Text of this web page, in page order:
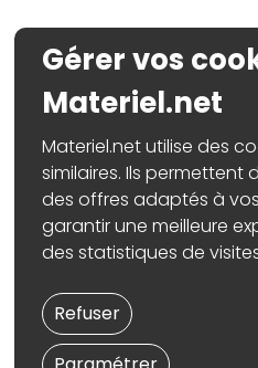
Gérer vos
Materiel.net
Materiel.net utilise des
similaires. Ils permettent
des offres adaptés à
garantir une meilleure
des statistiques de
Refuser